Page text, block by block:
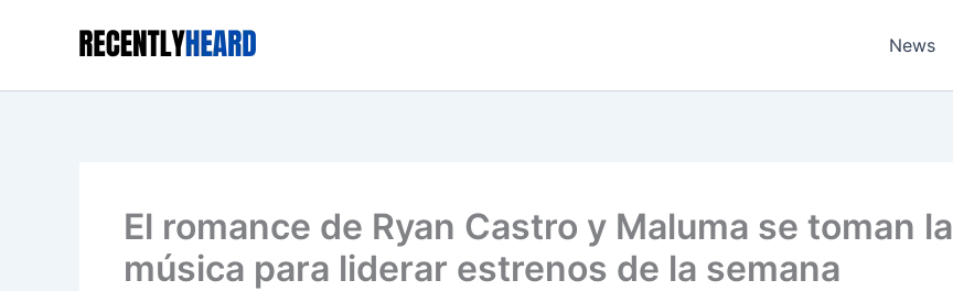
News
El romance de Ryan Castro y Maluma se toman la
música para liderar estrenos de la semana